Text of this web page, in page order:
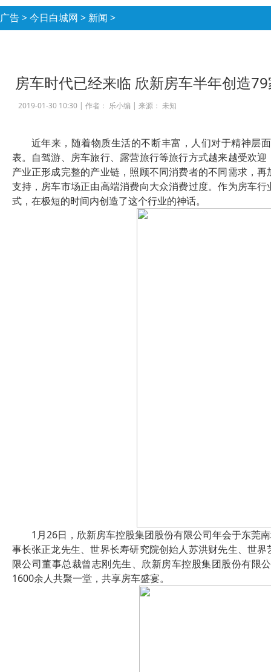
广告>今日白城网 > 新闻 >
房车时代已经来临 欣新房车半年创造
2019-01-30 10:30 | 作者： 乐小编 | 来源： 未知
近年来，随着物质生活的不断丰富，人们对于精神层
表。自驾游、房车旅行、露营旅行等旅行方式越来越受欢
产业正形成完整的产业链，照顾不同消费者的不同需求，
支持，房车市场正由高端消费向大众消费过度。作为房车
式，在极短的时间内创造了这个行业的神话。
1月26日，欣新房车控股集团股份有限公司年会于东莞
事长张正龙先生、世界长寿研究院创始人苏洪财先生、世
限公司董事总裁曾志刚先生、欣新房车控股集团股份有限
1600余人共聚一堂，共享房车盛宴。